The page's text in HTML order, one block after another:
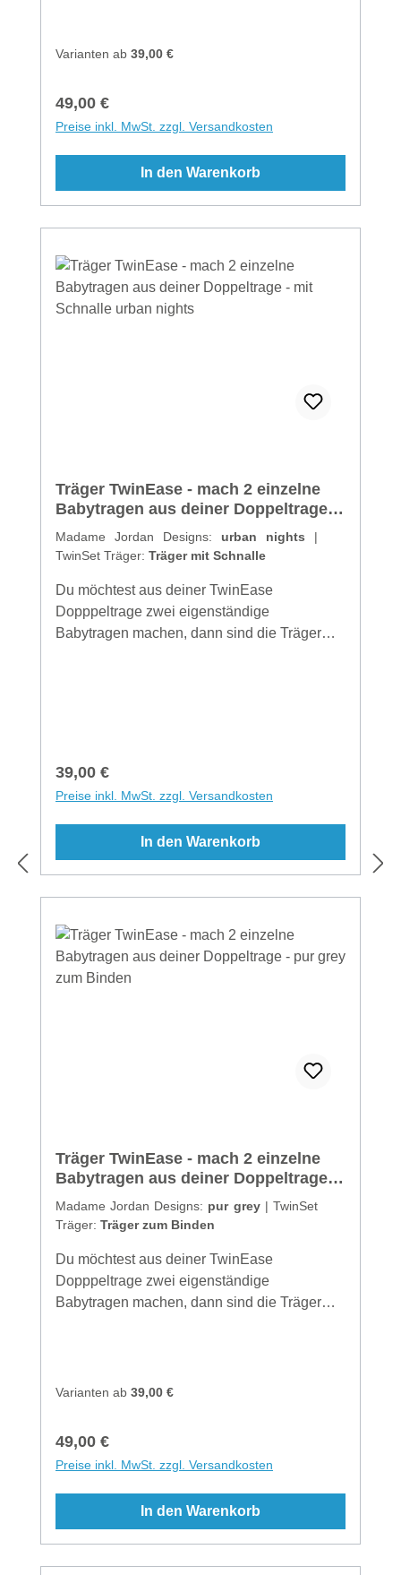
einfach seitlich ober unterm Po mit einer
Varianten ab 39,00 €
Regulärer Preis:
49,00 €
Preise inkl. MwSt. zzgl. Versandkosten
In den Warenkorb
Träger TwinEase - mach 2 einzelne
Babytragen aus deiner Doppeltrage -
mit Schnalle urban nights
Madame Jordan Designs: urban nights |
TwinSet Träger: Träger mit Schnalle
Du möchtest aus deiner TwinEase
Dopppeltrage zwei eigenständige
Babytragen machen, dann sind die Träger
Regulärer Preis:
39,00 €
Preise inkl. MwSt. zzgl. Versandkosten
In den Warenkorb
Träger TwinEase - mach 2 einzelne
Babytragen aus deiner Doppeltrage -
pur grey zum Binden
Madame Jordan Designs: pur grey |
Träger: Träger zum Binden
Du möchtest aus deiner TwinEase
Dopppeltrage zwei eigenständige
Babytragen machen, dann sind die Träger
einfach seitlich ober unterm Po mit einer
Varianten ab 39,00 €
Regulärer Preis:
49,00 €
Preise inkl. MwSt. zzgl. Versandkosten
In den Warenkorb